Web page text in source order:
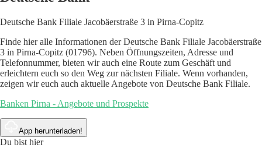
Deutsche Bank Filiale Jacobäerstraße 3 in Pirna-Copitz
Finde hier alle Informationen der Deutsche Bank Filiale Jacobäerstraße
3 in Pirna-Copitz (01796). Neben Öffnungszeiten, Adresse und
Telefonnummer, bieten wir auch eine Route zum Geschäft und
erleichtern euch so den Weg zur nächsten Filiale. Wenn vorhanden,
zeigen wir euch auch aktuelle Angebote von Deutsche Bank Filiale.
Banken Pirna - Angebote und Prospekte
App herunterladen!
Du bist hier